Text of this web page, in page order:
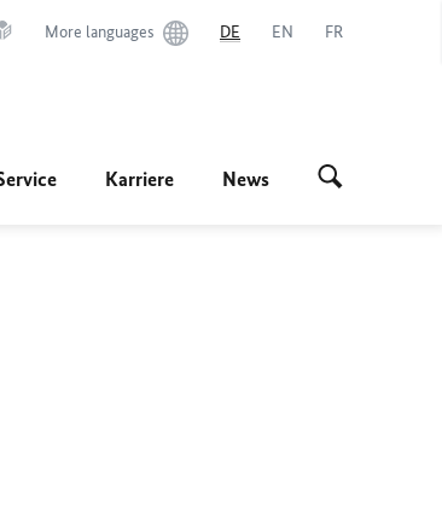
More languages DE EN FR
Karriere News